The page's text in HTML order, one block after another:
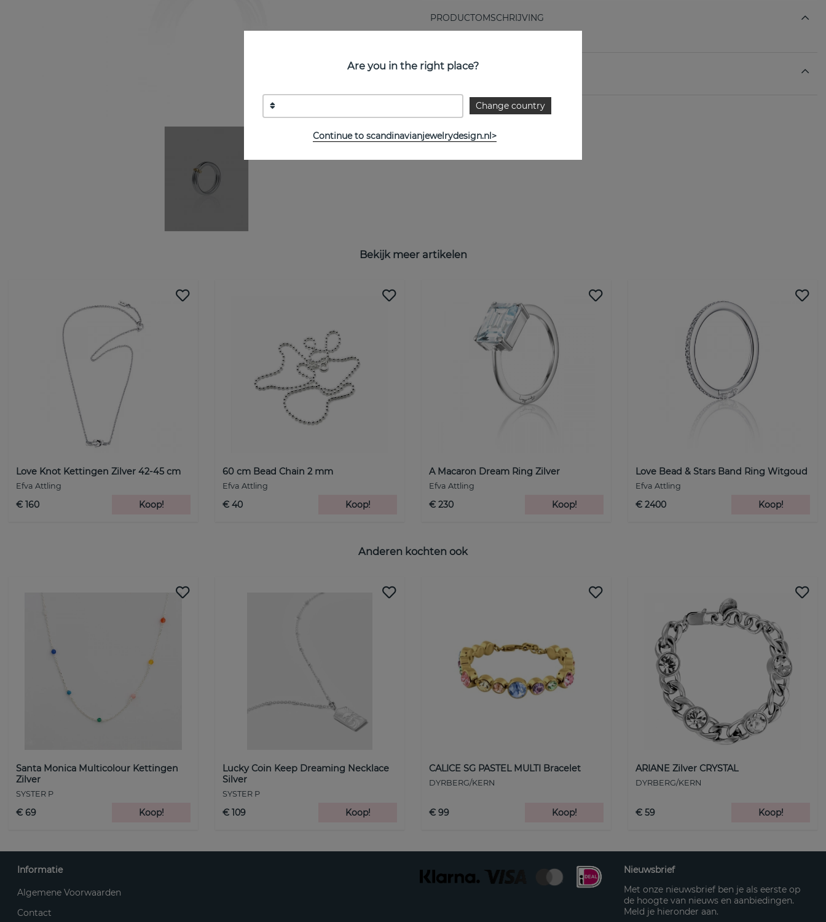
PRODUCTOMSCHRIJVING
EIGENSCHAPPEN
Bekijk meer artikelen
Love Knot Kettingen Zilver 42-45 cm
Efva Attling
€ 160 Koop!
60 cm Bead Chain 2 mm
Efva Attling
€ 40 Koop!
A Macaron Dream Ring Zilver
Efva Attling
€ 230 Koop!
Love Bead & Stars Band Ring Witgoud
Efva Attling
€ 2400 Koop!
Anderen kochten ook
Santa Monica Multicolour Kettingen
Zilver
SYSTER P
€ 69 Koop!
Lucky Coin Keep Dreaming Necklace
Silver
SYSTER P
€ 109 Koop!
CALICE SG PASTEL MULTI Bracelet
DYRBERG/KERN
€ 99 Koop!
ARIANE Zilver CRYSTAL
DYRBERG/KERN
€ 59 Koop!
Are you in the right place?
Change country
Continue to scandinavianjewelrydesign.nl>
Informatie
Algemene Voorwaarden
Contact
Nieuwsbrief
Met onze nieuwsbrief ben je als eerste op
de hoogte van nieuws en aanbiedingen.
Meld je hieronder aan.